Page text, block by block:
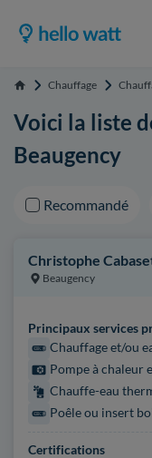
Accueil Chauffage
Voici la liste
Beaugency
Recommandé
Christophe
Beaugency
Principaux services
Chauffage et/ou
Pompe à chaleur
Chauffe-eau
Poêle ou insert
Certifications